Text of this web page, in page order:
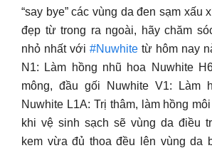
“say bye” các vùng da đen sạm xấu
đẹp từ trong ra ngoài, hãy chăm
nhỏ nhất với #Nuwhite từ hôm nay
N1: Làm hồng nhũ hoa Nuwhite
mông, đầu gối Nuwhite V1: Làm
Nuwhite L1A: Trị thâm, làm hồng
khi vệ sinh sạch sẽ vùng da điều
kem vừa đủ thoa đều lên vùng da